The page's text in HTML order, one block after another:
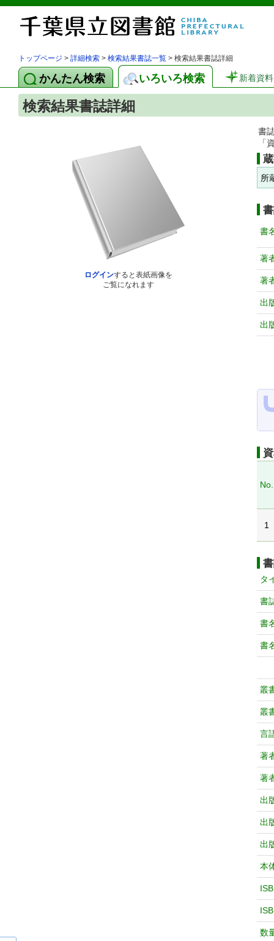
トップページ > 詳細検索 > 検索結果書誌一覧 > 検索結果書誌詳細
かんたん検索 いろいろ検索 新着資料
検索結果書誌詳細
ログインすると表紙画像を
ご覧になれます
書
「
所
書
著
著
出
出
No.
1
タ
書
書
書
叢
叢
言
著
著
出
出
出
本
数